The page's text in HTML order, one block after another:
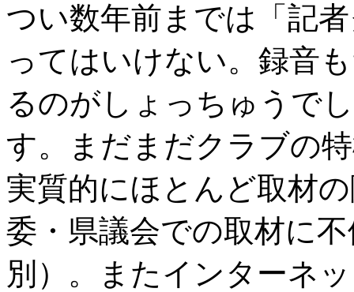
つい数年前までは「記
ってはいけない。録音
るのがしょっちゅうで
す。まだまだクラブの
実質的にほとんど取材
委・県議会での取材に
別）。またインターネ